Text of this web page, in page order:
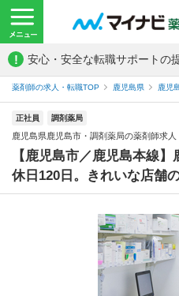
! 安心・安全な転職サポートの
薬剤師の求人・転職TOP 鹿児島県 鹿児
正社員 調剤薬局
鹿児島県鹿児島市・調剤薬局の薬剤師求人
【鹿児島市／鹿児島本線
休日120日。きれいな店舗